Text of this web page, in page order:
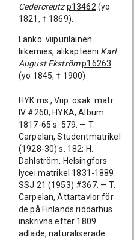
Cedercreutz p13462 (yo
1821, † 1869).
Lanko: viipurilainen
liikemies, alikapteeni Karl
August Ekströmp16263
(yo 1845, † 1900).
HYK ms., Viip. osak. matr.
IV #260; HYKA, Album
1817-65 s. 579. — T.
Carpelan, Studentmatrikel
(1928-30) s. 182; H.
Dahlström, Helsingfors
lycei matrikel 1831-1889.
SSJ 21 (1953) #367. — T.
Carpelan, Ättartavlor för
de på Finlands riddarhus
inskrivna efter 1809
adlade, naturaliserade